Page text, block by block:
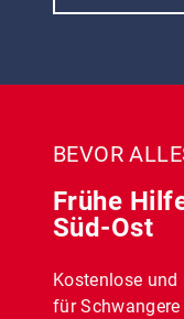
BEVOR
Frühe
Süd-Ost
Kostenlose
für